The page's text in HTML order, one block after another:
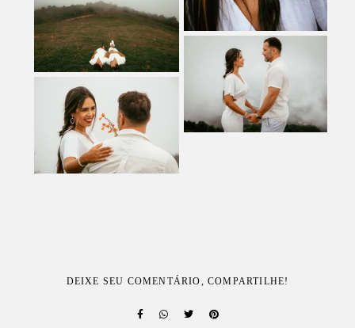
DEIXE SEU COMENTÁRIO, COMPARTILHE!